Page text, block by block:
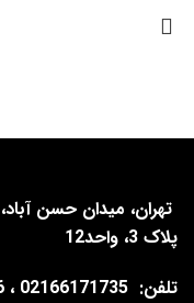
تهران، میدان حسن
پلاک 3، واحد12
تلفن: